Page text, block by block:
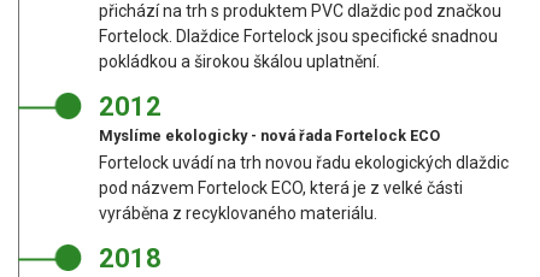
přichází na trh s produktem PVC dlaždic pod značkou
Fortelock. Dlaždice Fortelock jsou specifické snadnou
pokládkou a širokou škálou uplatnění.
2012
Myslíme ekologicky - nová řada Fortelock ECO
Fortelock uvádí na trh novou řadu ekologických dlaždic
pod názvem Fortelock ECO, která je z velké části
vyráběna z recyklovaného materiálu.
2018